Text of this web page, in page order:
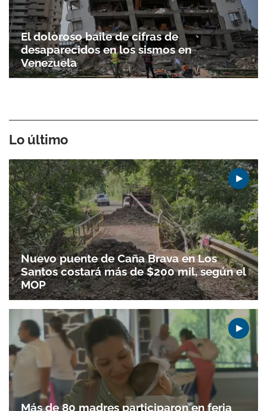
El doloroso baile de cifras de
desaparecidos en los sismos en
Venezuela
Lo último
Nuevo puente de Caña Brava en Los
Santos costará más de $200 mil, según el
MOP
Más de 80 madres participaron en feria